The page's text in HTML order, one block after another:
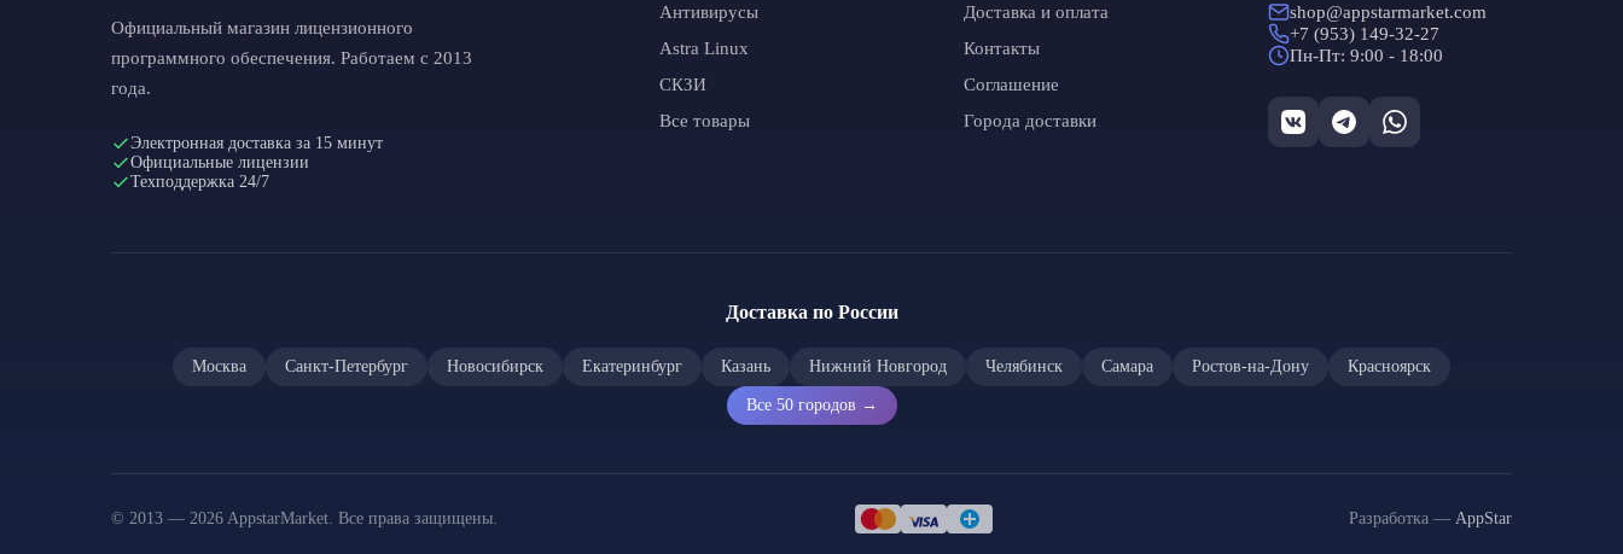
Официальный магазин лицензионного
программного обеспечения. Работаем с 2013
года.
Электронная доставка за 15 минут
Официальные лицензии
Техподдержка 24/7
Антивирусы
Astra Linux
СКЗИ
Все товары
Доставка и оплата
Контакты
Соглашение
Города доставки
shop@appstarmarket.com
+7 (953) 149-32-27
Пн-Пт: 9:00 - 18:00
Доставка по России
Москва Санкт-Петербург Новосибирск Екатеринбург Казань Нижний Новгород Челябинск Самара Ростов-на-Дону Красноярск
Все 50 городов →
© 2013 — 2026 AppstarMarket. Все права защищены. Разработка — AppStar